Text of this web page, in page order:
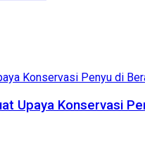
Upaya Konservasi